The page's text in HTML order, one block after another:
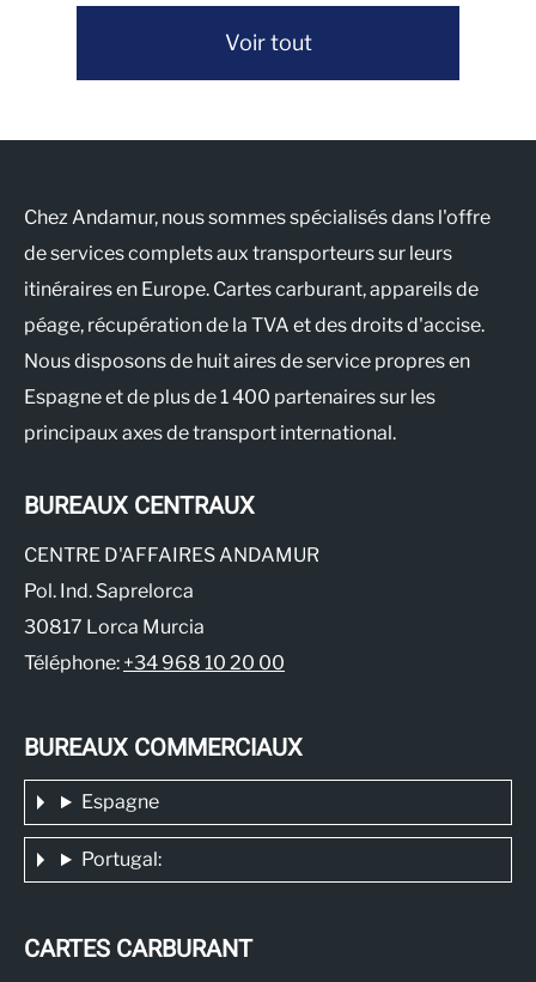
Voir tout
Chez Andamur, nous sommes spécialisés dans l'offre
de services complets aux transporteurs sur leurs
itinéraires en Europe. Cartes carburant, appareils de
péage, récupération de la TVA et des droits d'accise.
Nous disposons de huit aires de service propres en
Espagne et de plus de 1 400 partenaires sur les
principaux axes de transport international.
BUREAUX CENTRAUX
CENTRE D'AFFAIRES ANDAMUR
Pol. Ind. Saprelorca
30817 Lorca Murcia
Téléphone: +34 968 10 20 00
BUREAUX COMMERCIAUX
Espagne
Portugal:
CARTES CARBURANT